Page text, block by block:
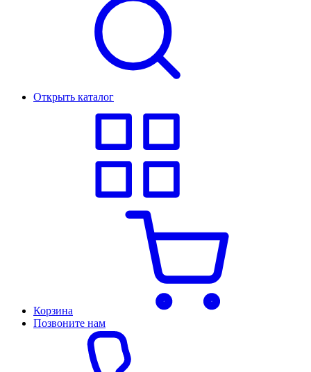
Открыть каталог
Корзина
Позвоните нам